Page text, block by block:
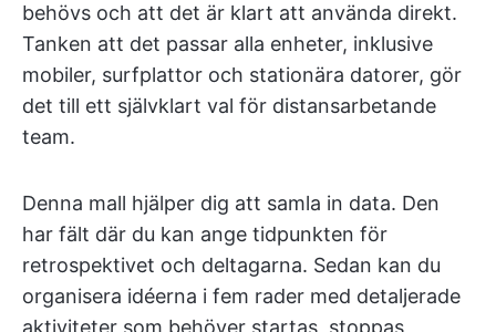
behövs och att det är klart att använda direkt.
Tanken att det passar alla enheter, inklusive
mobiler, surfplattor och stationära datorer, gör
det till ett självklart val för distansarbetande
team.
Denna mall hjälper dig att samla in data. Den
har fält där du kan ange tidpunkten för
retrospektivet och deltagarna. Sedan kan du
organisera idéerna i fem rader med detaljerade